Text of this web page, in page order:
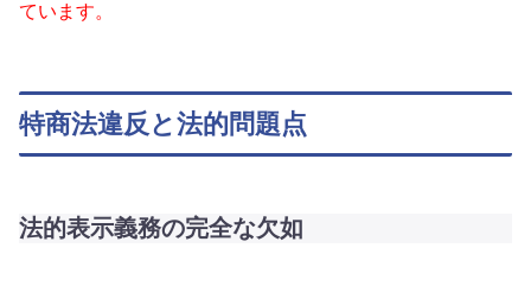
ています。
特商法違反と法的問題点
法的表示義務の完全な欠如